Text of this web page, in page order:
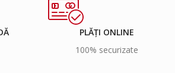
PLĂȚI ONLINE
100% securizate